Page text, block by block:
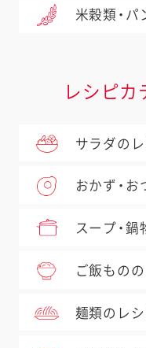
米穀類・パ
レシピカ
サラダの
おかず・
スープ・
ご飯もの
麺類のレ